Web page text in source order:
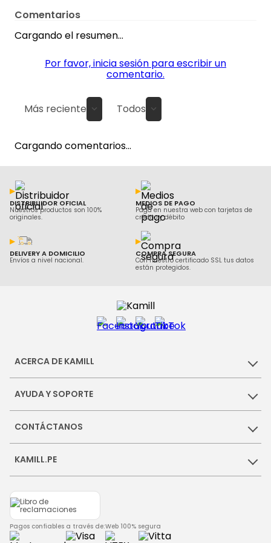
Comentarios
Cargando el resumen…
Por favor, inicia sesión para escribir un
comentario.
Más reciente Todos
Cargando comentarios…
DISTRIBUIDOR OFICIAL
Nuestros productos son 100%
originales.
MEDIOS DE PAGO
Paga en nuestra web con tarjetas de
crédito y débito
DELIVERY A DOMICILIO
Envíos a nivel nacional.
COMPRA SEGURA
Con nuestro certificado SSL tus datos
están protegidos.
ACERCA DE KAMILL
AYUDA Y SOPORTE
CONTÁCTANOS
KAMILL.PE
Pagos confiables a través de:Web 100% segura